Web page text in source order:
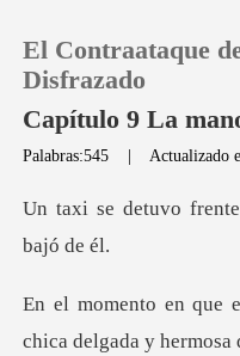
Recargar
Historia
El Contraataque
Disfrazado
Capítulo 9 La
Palabras:545 | Actualizado
chica delgada